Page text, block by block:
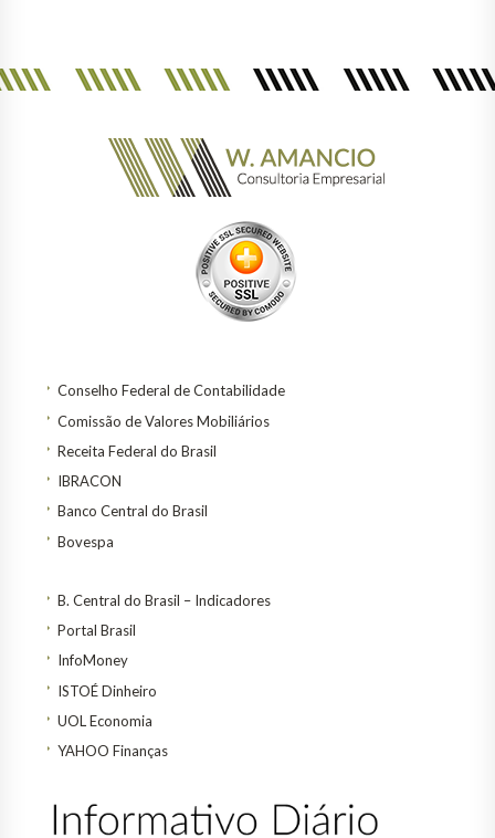
Conselho Federal de Contabilidade
Comissão de Valores Mobiliários
Receita Federal do Brasil
IBRACON
Banco Central do Brasil
Bovespa
B. Central do Brasil – Indicadores
Portal Brasil
InfoMoney
ISTOÉ Dinheiro
UOL Economia
YAHOO Finanças